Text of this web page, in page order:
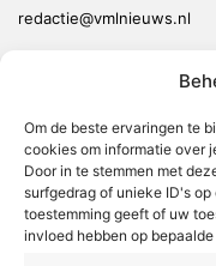
Om de beste ervaringen te
cookies om informatie over
Door in te stemmen met
surfgedrag of unieke ID's
toestemming geeft of uw
invloed hebben op
redactie@vmlnieuws.nl
Leudal
Maasgouw
Echt-Susteren